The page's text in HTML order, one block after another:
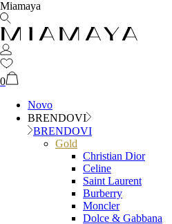
Miamaya
0
Novo
BRENDOVI
BRENDOVI
Gold
Christian Dior
Celine
Saint Laurent
Burberry
Moncler
Dolce & Gabbana